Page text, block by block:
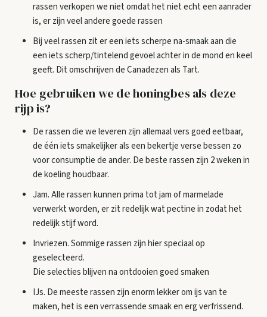
rassen verkopen we niet omdat het niet echt een aanrader
is, er zijn veel andere goede rassen
Bij veel rassen zit er een iets scherpe na-smaak aan die
een iets scherp/tintelend gevoel achter in de mond en keel
geeft. Dit omschrijven de Canadezen als Tart.
Hoe gebruiken we de honingbes als deze
rijp is?
De rassen die we leveren zijn allemaal vers goed eetbaar,
de één iets smakelijker als een bekertje verse bessen zo
voor consumptie de ander. De beste rassen zijn 2 weken in
de koeling houdbaar.
Jam. Alle rassen kunnen prima tot jam of marmelade
verwerkt worden, er zit redelijk wat pectine in zodat het
redelijk stijf word.
Invriezen. Sommige rassen zijn hier speciaal op
geselecteerd.
Die selecties blijven na ontdooien goed smaken
IJs. De meeste rassen zijn enorm lekker om ijs van te
maken, het is een verrassende smaak en erg verfrissend.